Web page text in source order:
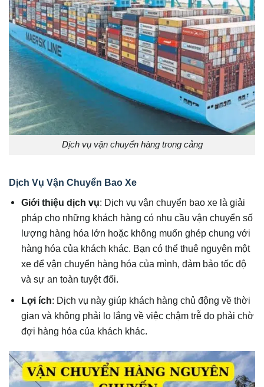
Dịch vụ vận chuyển hàng trong cảng
Dịch Vụ Vận Chuyển Bao Xe
Giới thiệu dịch vụ: Dịch vụ vận chuyển bao xe là giải
pháp cho những khách hàng có nhu cầu vận chuyển số
lượng hàng hóa lớn hoặc không muốn ghép chung với
hàng hóa của khách khác. Bạn có thể thuê nguyên một
xe để vận chuyển hàng hóa của mình, đảm bảo tốc độ
và sự an toàn tuyệt đối.
Lợi ích: Dịch vụ này giúp khách hàng chủ động về thời
gian và không phải lo lắng về việc chậm trễ do phải chờ
đợi hàng hóa của khách khác.